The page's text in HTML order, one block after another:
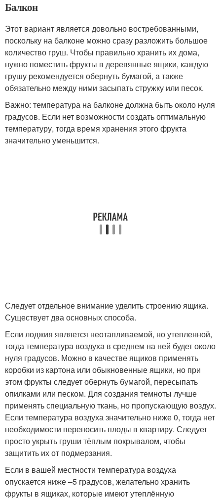
Балкон
Этот вариант является довольно востребованными,
поскольку на балконе можно сразу разложить большое
количество груш. Чтобы правильно хранить их дома,
нужно поместить фрукты в деревянные ящики, каждую
грушу рекомендуется обернуть бумагой, а также
обязательно между ними засыпать стружку или песок.
Важно: температура на балконе должна быть около нуля
градусов. Если нет возможности создать оптимальную
температуру, тогда время хранения этого фрукта
значительно уменьшится.
Следует отдельное внимание уделить строению ящика.
Существует два основных способа.
Если лоджия является неотапливаемой, но утепленной,
тогда температура воздуха в среднем на ней будет около
нуля градусов. Можно в качестве ящиков применять
коробки из картона или обыкновенные ящики, но при
этом фрукты следует обернуть бумагой, пересыпать
опилками или песком. Для создания темноты лучше
применять специальную ткань, но пропускающую воздух.
Если температура воздуха значительно ниже 0, тогда нет
необходимости переносить плоды в квартиру. Следует
просто укрыть груши тёплым покрывалом, чтобы
защитить их от подмерзания.
Если в вашей местности температура воздуха
опускается ниже –5 градусов, желательно хранить
фрукты в ящиках, которые имеют утеплённую